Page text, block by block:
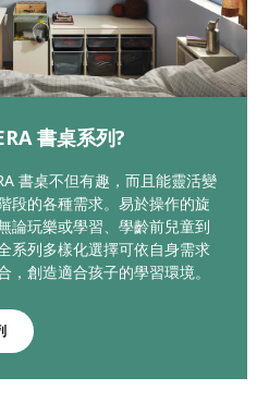
書桌系列?
書桌不但有趣，而且能靈活變
段的各種需求。易於操作的旋
論玩樂或學習、學齡前兒童到
系列多樣化選擇可依自身需求
創造適合孩子的學習環境。